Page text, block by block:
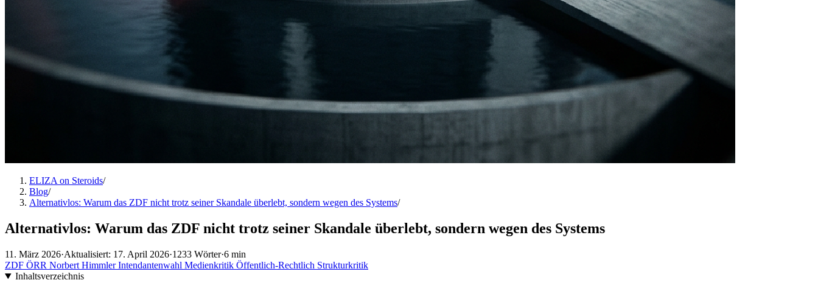
ELIZA on Steroids/
Blog/
Alternativlos: Warum das ZDF nicht trotz seiner Skandale überlebt, sondern wegen des Systems/
Alternativlos: Warum das ZDF nicht trotz seiner Skandale überlebt, sondern wegen des Systems
11. März 2026·Aktualisiert: 17. April 2026·1233 Wörter·6 min
ZDF ÖRR Norbert HimmlerIntendantenwahl Medienkritik Öffentlich-Rechtlich Strukturkritik
Inhaltsverzeichnis